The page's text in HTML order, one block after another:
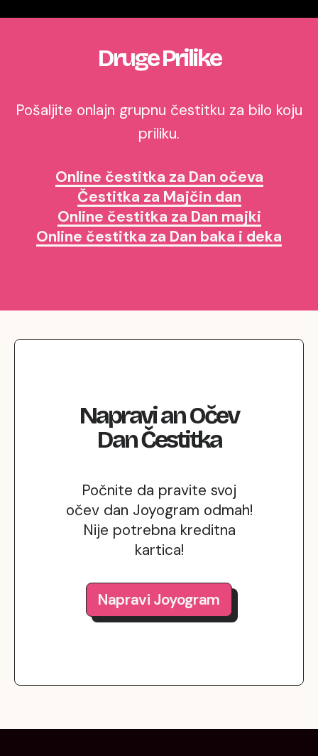
Druge Prilike
Pošaljite onlajn grupnu čestitku za bilo koju
priliku.
Online čestitka za Dan očeva
Čestitka za Majčin dan
Online čestitka za Dan majki
Online čestitka za Dan baka i deka
NapravianOčev
DanČestitka
Počnite da pravite svoj
očev dan Joyogram odmah!
Nije potrebna kreditna
kartica!
Napravi Joyogram